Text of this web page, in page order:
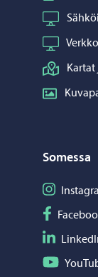
Somessa
Seuraa
Seuraa
Seuraa
Seuraa